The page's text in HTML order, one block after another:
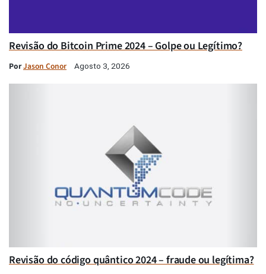
Revisão do Bitcoin Prime 2024 – Golpe ou Legítimo?
PorJason Conor Agosto 3, 2026
Revisão do código quântico 2024 – fraude ou legítima?